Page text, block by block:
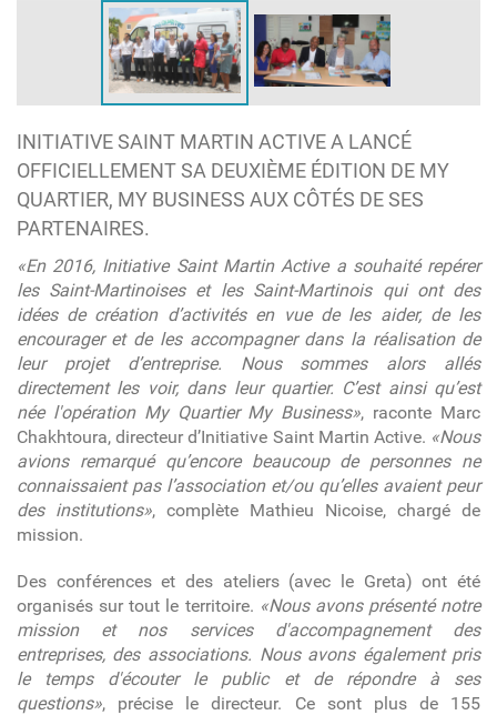
INITIATIVE SAINT MARTIN ACTIVE A LANCÉ
OFFICIELLEMENT SA DEUXIÈME ÉDITION DE MY
QUARTIER, MY BUSINESS AUX CÔTÉS DE SES
PARTENAIRES.
«En 2016, Initiative Saint Martin Active a souhaité repérer
les Saint-Martinoises et les Saint-Martinois qui ont des
idées de création d’activités en vue de les aider, de les
encourager et de les accompagner dans la réalisation de
leur projet d’entreprise. Nous sommes alors allés
directement les voir, dans leur quartier. C’est ainsi qu’est
née l'opération My Quartier My Business», raconte Marc
Chakhtoura, directeur d’Initiative Saint Martin Active. «Nous
avions remarqué qu’encore beaucoup de personnes ne
connaissaient pas l’association et/ou qu’elles avaient peur
des institutions», complète Mathieu Nicoise, chargé de
mission.
Des conférences et des ateliers (avec le Greta) ont été
organisés sur tout le territoire. «Nous avons présenté notre
mission et nos services d'accompagnement des
entreprises, des associations. Nous avons également pris
le temps d'écouter le public et de répondre à ses
questions», précise le directeur. Ce sont plus de 155